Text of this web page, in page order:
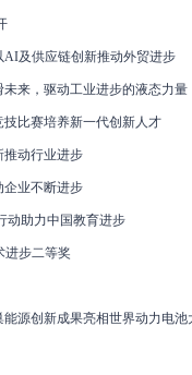
及供应链创新推动外贸进步
来，驱动工业进步的液态力量
比赛培养新一代创新人才
推动行业进步
企业不断进步
动助力中国教育进步
进步二等奖
源创新成果亮相世界动力电池